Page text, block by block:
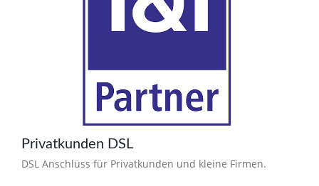
Privatkunden DSL
DSL Anschlüss für Privatkunden und kleine Firmen.